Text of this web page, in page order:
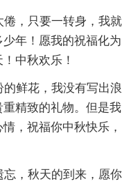
，只要一转身，我就
年！愿我的祝福化为
中秋欢乐！
鲜花，我没有写出浪
精致的礼物。但是我
，祝福你中秋快乐，
，秋天的到来，愿你